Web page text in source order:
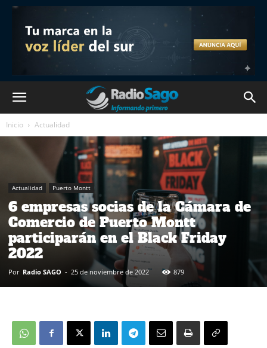
Inicio Actualidad
Actualidad Puerto Montt
6 empresas socias de la Cámara de
Comercio de Puerto Montt
participarán en el Black Friday
2022
Por Radio SAGO - 25 de noviembre de 2022 879